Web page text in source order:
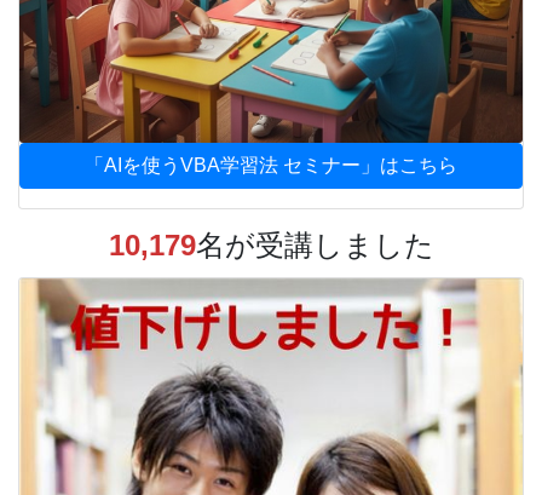
「AIを使うVBA学習法 セミナー」はこちら
10,179名が受講しました